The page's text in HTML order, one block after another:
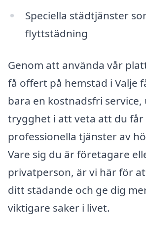
Speciella städtjänster
flyttstädning
Genom att använda vår
få offert på hemstäd i Valje
bara en kostnadsfri service,
trygghet i att veta att du får
professionella tjänster av
Vare sig du är företagare
privatperson, är vi här för
ditt städande och ge dig
viktigare saker i livet.